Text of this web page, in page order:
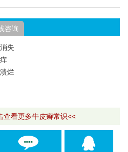
咨询
失
烂
查看更多牛皮癣常识<<